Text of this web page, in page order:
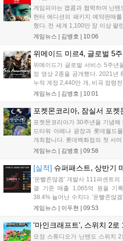
게임피아는 캡콤과 협력하여 닌
헌터 에디션의 패키지 예약판매
혔다. 전 세계 1,100만 장 이상 팔
한국어를 공식 지원하며, 본편 외
쇼핑몰에서 진행된다. 청소년 이용
게임뉴스 | 김병호 | 10:06
위메이드 미르4, 글로벌 5
위메이드가 글로벌 서비스 5주년
정 영상 2종을 공개했다. 2021년
누적 계정 2,440만 개, 비곡 점령
는 감사의 의미를 담은 오리지널
하겠다는 의지를 밝혔다....
게임뉴스 | 김병호 | 10:01
포켓몬코리아, 잠실서 포켓
포켓몬코리아가 30주년을 기념
드타워 아레나 광장과 롯데월드
개최합니다. 롯데백화점의 첫 서
초대형 잉어킹 수로와 LED 폭포
화점몰에서 진행되며, 방문객에게
통해 상세 내용을 확인할 수 있습니
게임뉴스 | 김병호 | 09:58
[실적] 슈퍼패스트, 상반기
'운빨존많겜' 개발사 111퍼센트의
결 기준 매출 1,065억 원을 기
38.4% 늘어난 수치다. '운빨존많
629억 원과 329억 원을 올려 전
게임뉴스 | 이두현 | 09:53
'마인크래프트', 스위치 2로
모장 스튜디오가 닌텐도 스위치